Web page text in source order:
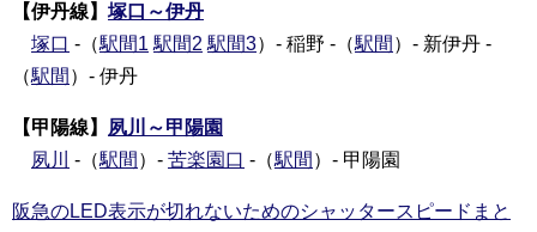
【伊丹線】 塚口～伊丹
塚口 -（駅間1 駅間2 駅間3）- 稲野 -（駅間 ）- 新伊丹 -
（駅間 ）- 伊丹
【甲陽線】
夙川～甲陽園
夙川
-（駅間 ）- 苦楽園口 -（駅間 ）- 甲陽園
阪急のLED表示が切れないためのシャッタースピードまと